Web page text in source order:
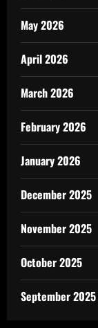
May 2026
April 2026
March 2026
February 2026
January 2026
December 2025
November 2025
October 2025
September 2025